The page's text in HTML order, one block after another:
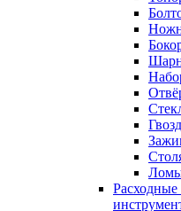
Расходные